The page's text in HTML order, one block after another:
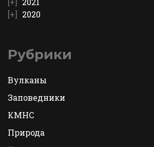
2020
Рубрики
Вулканы
Заповедники
КМНС
Природа